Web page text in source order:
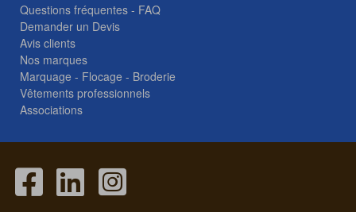
Questions fréquentes - FAQ
Demander un Devis
Avis clients
Nos marques
Marquage - Flocage - Broderie
Vêtements professionnels
Associations